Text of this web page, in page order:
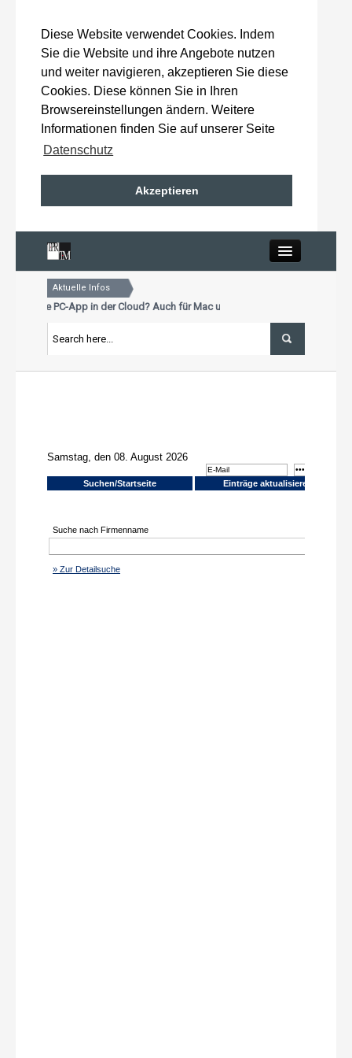
Diese Website verwendet Cookies. Indem
Sie die Website und ihre Angebote nutzen
und weiter navigieren, akzeptieren Sie diese
Cookies. Diese können Sie in Ihren
Browsereinstellungen ändern. Weitere
Informationen finden Sie auf unserer Seite
Datenschutz
Akzeptieren
Home
Einträge aktualisieren
Aktuelle Infos
unsere PC-App in der Cloud? Auch für Mac und Tablet
für Premiumkunden: 15. Oktober 2026
unsere PC-App in der Cloud? Auch für Mac und Tablet